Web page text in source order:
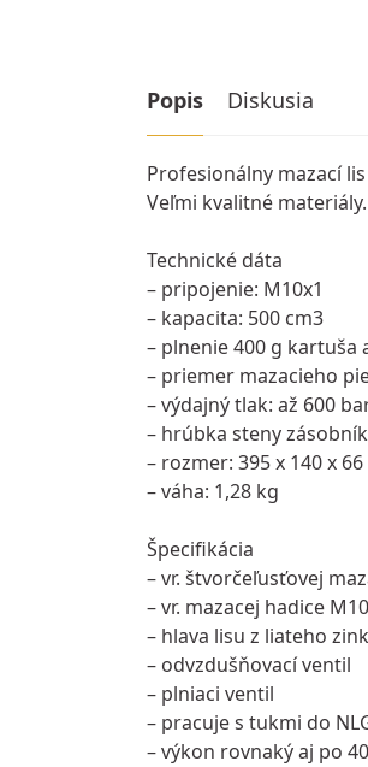
Popis Diskusia
Profesionálny mazací
Veľmi kvalitné materiály.
Technické dáta
– pripojenie: M10x1
– kapacita: 500 cm3
– plnenie 400 g kartuša
– priemer mazacieho
– výdajný tlak: až 600
– hrúbka steny
– rozmer: 395 x 140 x
– váha: 1,28 kg
Špecifikácia
– vr. štvorčeľusťovej
– vr. mazacej hadice
– hlava lisu z liateho
– odvzdušňovací ventil
– plniaci ventil
– pracuje s tukmi do
– výkon rovnaký aj po